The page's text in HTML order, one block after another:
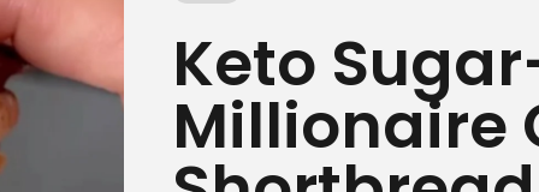
Keto
Millionaire